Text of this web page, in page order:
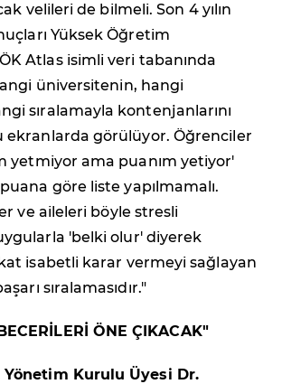
velileri de bilmeli. Son 4 yılın
Yüksek Öğretim
Atlas isimli veri tabanında
üniversitenin, hangi
sıralamayla kontenjanlarını
görülüyor. Öğrenciler
yetmiyor ama puanım yetiyor'
göre liste yapılmamalı.
ve aileleri böyle stresli
'belki olur' diyerek
isabetli karar vermeyi sağlayan
sıralamasıdır."
ÖNE ÇIKACAK"
Kurulu Üyesi Dr.